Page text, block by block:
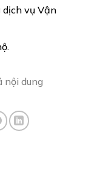
dịch vụ Vận
nội dung